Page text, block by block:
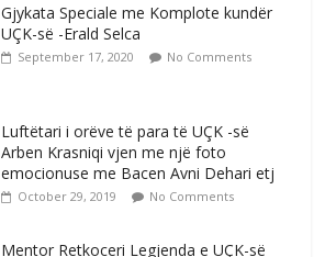
Gjykata Speciale me Komplote kundër
UÇK-së -Erald Selca
September 17, 2020 No Comments
Luftëtari i orëve të para të UÇK -së
Arben Krasniqi vjen me një foto
emocionuse me Bacen Avni Dehari etj
October 29, 2019 No Comments
Mentor Retkoceri Legjenda e UÇK-së